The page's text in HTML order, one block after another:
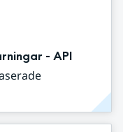
- API